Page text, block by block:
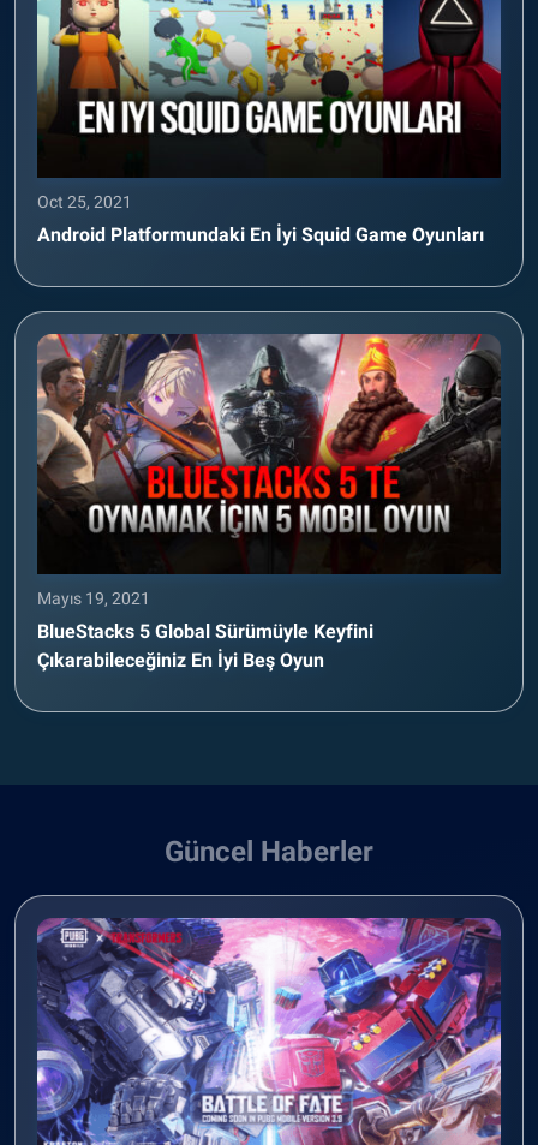
Oct 25, 2021
Android Platformundaki En İyi Squid Game Oyunları
Mayıs 19, 2021
BlueStacks 5 Global Sürümüyle Keyfini
Çıkarabileceğiniz En İyi Beş Oyun
Güncel Haberler